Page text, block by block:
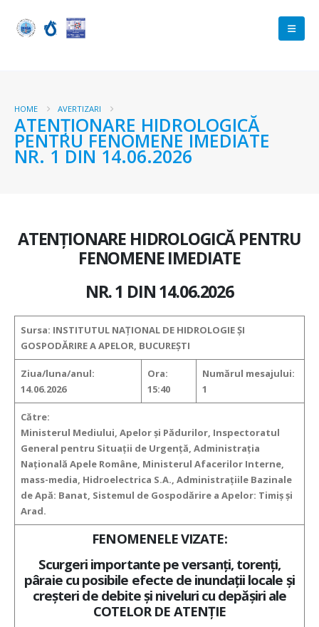
HOME AVERTIZARI
ATENŢIONARE HIDROLOGICĂ
PENTRU FENOMENE IMEDIATE
NR. 1 DIN 14.06.2026
ATENŢIONARE HIDROLOGICĂ PENTRU
FENOMENE IMEDIATE
NR. 1 DIN 14.06.2026
Sursa: INSTITUTUL NAȚIONAL DE HIDROLOGIE ȘI
GOSPODĂRIRE A APELOR, BUCUREȘTI
Ziua/luna/anul:
14.06.2026
Ora:
15:40
Numărul mesajului:
1
Către:
Ministerul Mediului, Apelor şi Pădurilor, Inspectoratul
General pentru Situaţii de Urgenţă, Administraţia
Naţională Apele Române, Ministerul Afacerilor Interne,
mass-media, Hidroelectrica S.A., Administraţiile Bazinale
de Apă: Banat, Sistemul de Gospodărire a Apelor: Timiș și
Arad.
FENOMENELE VIZATE:
Scurgeri importante pe versanţi, torenţi,
pâraie cu posibile efecte de inundaţii locale şi
creşteri de debite şi niveluri cu depăşiri ale
COTELOR DE ATENȚIE